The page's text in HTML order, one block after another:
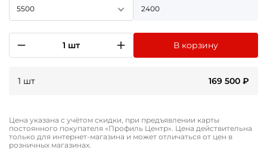
5500 2400
1 шт В корзину
1 шт 169 500 ₽
Цена указана с учётом скидки, при предъявлении карты
постоянного покупателя «Профиль Центр». Цена действительна
только для интернет-магазина и может отличаться от цен в
розничных магазинах.